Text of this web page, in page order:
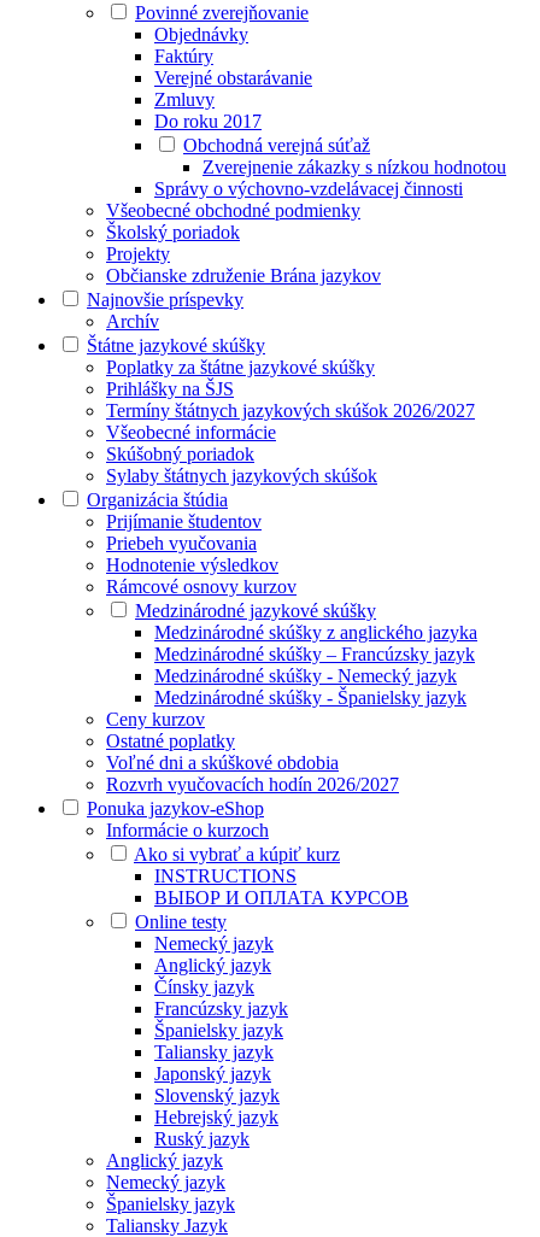
Povinné zverejňovanie
Objednávky
Faktúry
Verejné obstarávanie
Zmluvy
Do roku 2017
Obchodná verejná súťaž
Zverejnenie zákazky s nízkou hodnotou
Správy o výchovno-vzdelávacej činnosti
Všeobecné obchodné podmienky
Školský poriadok
Projekty
Občianske združenie Brána jazykov
Najnovšie príspevky
Archív
Štátne jazykové skúšky
Poplatky za štátne jazykové skúšky
Prihlášky na ŠJS
Termíny štátnych jazykových skúšok 2026/2027
Všeobecné informácie
Skúšobný poriadok
Sylaby štátnych jazykových skúšok
Organizácia štúdia
Prijímanie študentov
Priebeh vyučovania
Hodnotenie výsledkov
Rámcové osnovy kurzov
Medzinárodné jazykové skúšky
Medzinárodné skúšky z anglického jazyka
Medzinárodné skúšky – Francúzsky jazyk
Medzinárodné skúšky - Nemecký jazyk
Medzinárodné skúšky - Španielsky jazyk
Ceny kurzov
Ostatné poplatky
Voľné dni a skúškové obdobia
Rozvrh vyučovacích hodín 2026/2027
Ponuka jazykov-eShop
Informácie o kurzoch
Ako si vybrať a kúpiť kurz
INSTRUCTIONS
ВЫБОР И ОПЛАТА КУРСОВ
Online testy
Nemecký jazyk
Anglický jazyk
Čínsky jazyk
Francúzsky jazyk
Španielsky jazyk
Taliansky jazyk
Japonský jazyk
Slovenský jazyk
Hebrejský jazyk
Ruský jazyk
Anglický jazyk
Nemecký jazyk
Španielsky jazyk
Taliansky Jazyk